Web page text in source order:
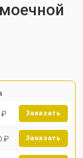
₽ Заказать
₽ Заказать